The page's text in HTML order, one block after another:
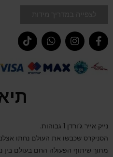
נייק אייר ג’ורדן 1 גבוהות.
הסניקרס שכבשו את העולם נחתו
מתוך שיתוף הפעולה החם בעולם בין